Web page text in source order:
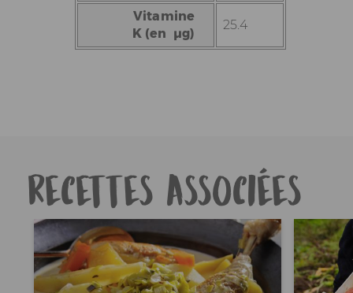
Vitamine
K (en µg)
25.4
Recettes associées